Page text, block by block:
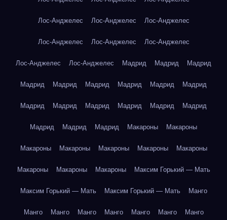
Лос-Анджелес Лос-Анджелес Лос-Анджелес
Лос-Анджелес Лос-Анджелес Лос-Анджелес
Лос-Анджелес Лос-Анджелес Мадрид Мадрид Мадрид
Мадрид Мадрид Мадрид Мадрид Мадрид Мадрид
Мадрид Мадрид Мадрид Мадрид Мадрид Мадрид
Мадрид Мадрид Мадрид Макароны Макароны
Макароны Макароны Макароны Макароны Макароны
Макароны Макароны Макароны Максим Горький — Мать
Максим Горький — Мать Максим Горький — Мать Манго
Манго Манго Манго Манго Манго Манго Манго